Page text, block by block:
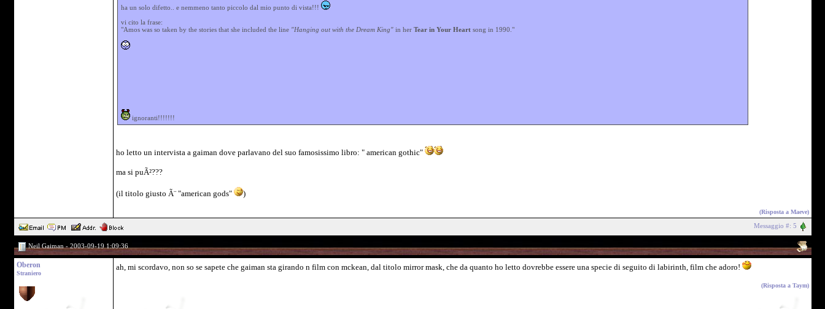
ha un solo difetto.. e nemmeno tanto piccolo dal mio punto di vista!!!
vi cito la frase:
"Amos was so taken by the stories that she included the line "Hanging out with the Dream King"in her Tear in Your Heartsong in 1990."
ignoranti!!!!!!!
ho letto un intervista a gaiman dove parlavano del suo famosissimo libro: " american gothic"
ma si puÃ²???
(il titolo giusto Ã¨ "american gods" )
(Risposta a Maeve)
Messaggio #: 5
Neil Gaiman - 2003-09-19 1:09:36
Oberon
Straniero
ah, mi scordavo, non so se sapete che gaiman sta girando n film con mckean, dal titolo mirror mask, che da quanto ho letto dovrebbe essere una specie di seguito di labirinth, film che adoro!
(Risposta a Taym)